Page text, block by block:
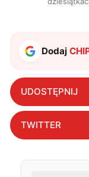
Dodaj
UDOSTĘPNIJ
TWITTER